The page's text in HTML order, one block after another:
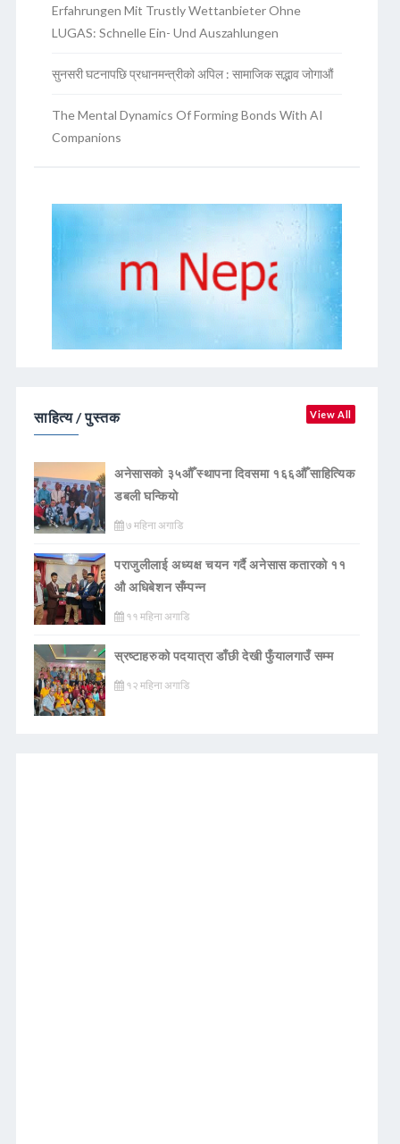
Erfahrungen Mit Trustly Wettanbieter Ohne
LUGAS: Schnelle Ein- Und Auszahlungen
सुनसरी घटनापछि प्रधानमन्त्रीको अपिल : सामाजिक सद्भाव जोगाऔं
The Mental Dynamics Of Forming Bonds With AI
Companions
साहित्य / पुस्तक View All
अनेसासको ३५औँ स्थापना दिवसमा १६६औँ साहित्यिक
डबली घन्कियाे
७ महिना अगाडि
पराजुलीलाई अध्यक्ष चयन गर्दै अनेसास कतारको ११
औ अधिबेशन सँम्पन्न
११ महिना अगाडि
स्रष्टाहरुको पदयात्रा डाँछी देखी फुँयालगाउँ सम्म
१२ महिना अगाडि